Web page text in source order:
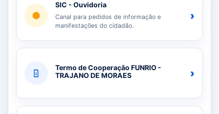
SIC - Ouvidoria
Canal para pedidos de informação e
manifestações do cidadão.
›
Termo de Cooperação FUNRIO -
TRAJANO DE MORAES
›